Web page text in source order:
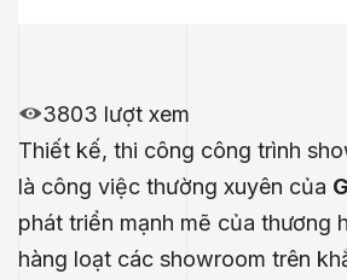
3803 lượt xem
Thiết kế, thi công công trình
là công việc thường xuyên của
phát triển mạnh mẽ của thương
hàng loạt các showroom trên